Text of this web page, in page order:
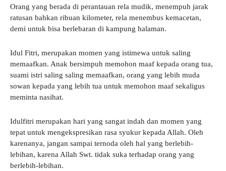
Orang yang berada di perantauan rela mudik, menempuh jarak
ratusan bahkan ribuan kilometer, rela menembus kemacetan,
demi untuk bisa berlebaran di kampung halaman.
Idul Fitri, merupakan momen yang istimewa untuk saling
memaafkan. Anak bersimpuh memohon maaf kepada orang tua,
suami istri saling saling memaafkan, orang yang lebih muda
sowan kepada yang lebih tua untuk memohon maaf sekaligus
meminta nasihat.
Idulfitri merupakan hari yang sangat indah dan momen yang
tepat untuk mengekspresikan rasa syukur kepada Allah. Oleh
karenanya, jangan sampai ternoda oleh hal yang berlebih-
lebihan, karena Allah Swt. tidak suka terhadap orang yang
berlebih-lebihan.